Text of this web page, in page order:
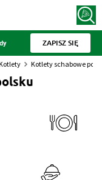
ZAPISZ SIĘ
Kotlety schabowe po